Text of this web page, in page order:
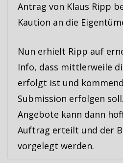
Antrag von Klaus Ripp
Kaution an die
Nun erhielt Ripp auf
Info, dass mittlerweile
erfolgt ist und
Submission erfolgen
Angebote kann dann
Auftrag erteilt und der
vorgelegt werden.